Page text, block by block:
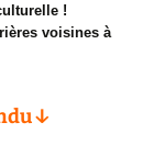
!
voisines à
↓